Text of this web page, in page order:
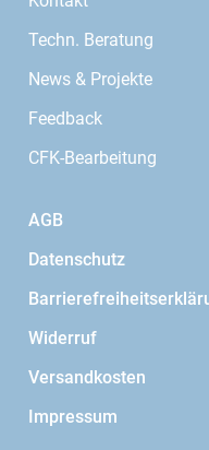
Techn. Beratung
News & Projekte
Feedback
CFK-Bearbeitung
AGB
Datenschutz
Widerruf
Versandkosten
Impressum